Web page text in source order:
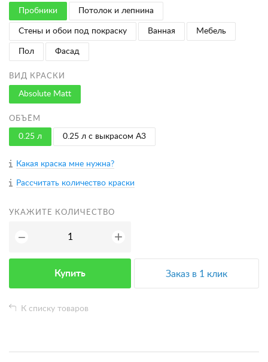
Пробники Потолок и лепнина
Стены и обои под покраску Ванная Мебель
Пол Фасад
ВИД КРАСКИ
Absolute Matt
ОБЪЁМ
0.25 л 0.25 л с выкрасом A3
Какая краска мне нужна?
Рассчитать количество краски
УКАЖИТЕ КОЛИЧЕСТВО
− +
Купить Заказ в 1 клик
К списку товаров